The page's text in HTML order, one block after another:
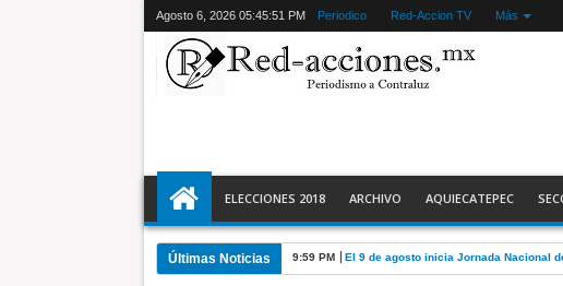
Agosto 6, 2026 05:45:53 PM Periodico Red-Accion TV Más
ELECCIONES 2018 ARCHIVO AQUIECATEPEC
Últimas Noticias 9:59 PM El 9 de agosto inicia Jornada Nacional